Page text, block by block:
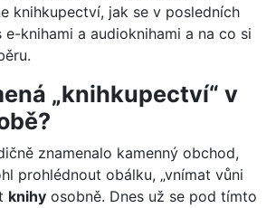
knihkupectví, jak se v posledních
knihami a audioknihami a na co si
„knihkupectví“ v
znamenalo kamenný obchod,
prohlédnout obálku, „vnímat vůni
knihy osobně. Dnes už se pod tímto